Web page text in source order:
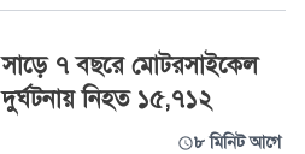
সাড়ে ৭ বছরে মোটরসাইকেল
দুর্ঘটনায় নিহত ১৫,৭১২
৮ মিনিট আগে